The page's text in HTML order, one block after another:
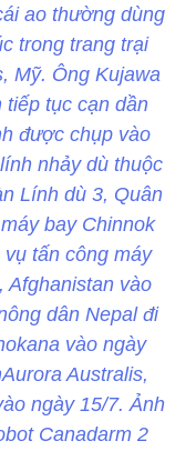
ao thường dùng
trong trang trại
Mỹ. Ông Kujawa
tiếp tục cạn dần
được chụp vào
nhảy dù thuộc
Lính dù 3, Quân
bay Chinnok
tấn công máy
Afghanistan vào
dân Nepal đi
vào ngày
Australis,
ngày 15/7. Ảnh
Canadarm 2